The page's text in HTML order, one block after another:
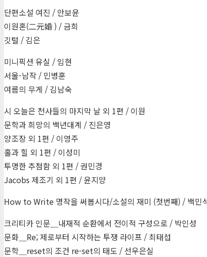
단편소설 여진 / 안보윤
이원혼(二元婚 ) / 금희
깃털 / 김은
미니픽션 유실 / 임현
서울-남작 / 민병훈
여름의 무게 / 김남숙
시 오늘은 천사들의 마지막 날 외 1편 / 이원
문학과 희망의 백년대계 / 진은영
양조장 외 1편 / 이영주
홀과 힐 외 1편 / 이성미
투명한 추첨함 외 1편 / 권민경
Jacobs 제조기 외 1편 / 윤지양
How to Write 명작을 써봅시다/소설의 재미 (첫번째) / 백민
크리티카 인문＿내재적 순환에서 전이적 구성으로 / 박인성
문화＿Re; 제로부터 시작하는 투쟁 라이프 / 최태섭
문학＿reset의 조건 re-set의 태도 / 선우은실